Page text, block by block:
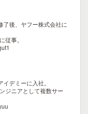
了後、ヤフー株式会社に
従事。
デミーに入社。
ジニアとして複数サー